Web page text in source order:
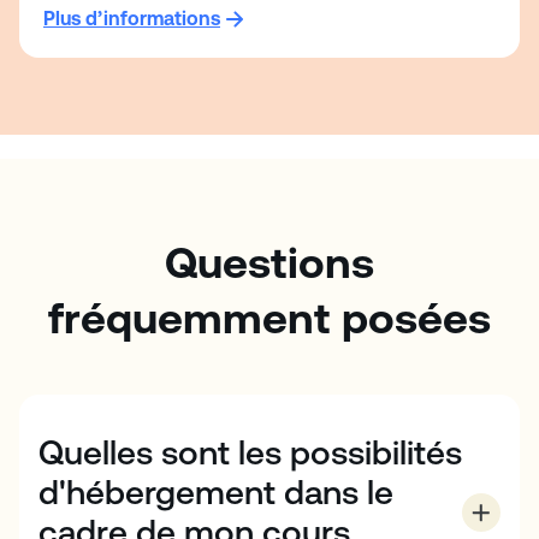
Plus d’informations
Questions
fréquemment posées
Quelles sont les possibilités
d'hébergement dans le